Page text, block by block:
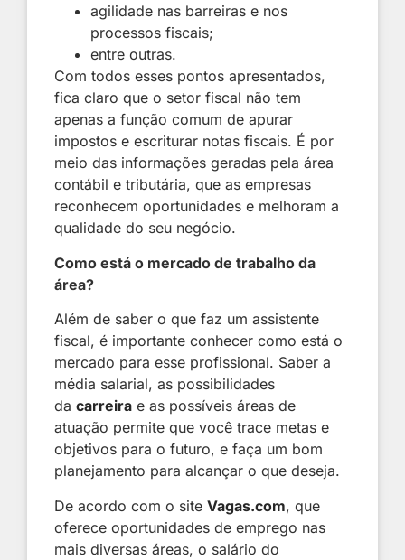
agilidade nas barreiras e nos
processos fiscais;
entre outras.
Com todos esses pontos apresentados,
fica claro que o setor fiscal não tem
apenas a função comum de apurar
impostos e escriturar notas fiscais. É por
meio das informações geradas pela área
contábil e tributária, que as empresas
reconhecem oportunidades e melhoram a
qualidade do seu negócio.
Como está o mercado de trabalho da
área?
Além de saber o que faz um assistente
fiscal, é importante conhecer como está o
mercado para esse profissional. Saber a
média salarial, as possibilidades
dacarreira e as possíveis áreas de
atuação permite que você trace metas e
objetivos para o futuro, e faça um bom
planejamento para alcançar o que deseja.
De acordo com o siteVagas.com, que
oferece oportunidades de emprego nas
mais diversas áreas, o salário do